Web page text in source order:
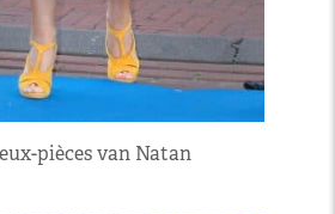
pièces van Natan